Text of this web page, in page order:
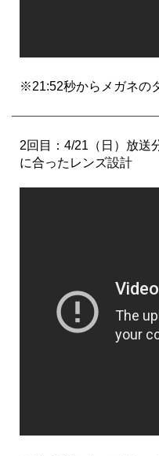
※21:52秒からメガネの
2回目：4/21（日）放送
に合ったレンズ設計